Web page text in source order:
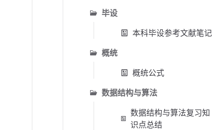
毕设
本科毕设参考文献笔记
概统
概统公式
数据结构与算法
数据结构与算法复习知
识点总结